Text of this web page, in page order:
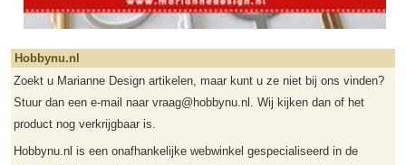
Hobbynu.nl
Zoekt u Marianne Design artikelen, maar kunt u ze niet bij ons vinden?
Stuur dan een e-mail naar vraag@hobbynu.nl. Wij kijken dan of het
product nog verkrijgbaar is.
Hobbynu.nl is een onafhankelijke webwinkel gespecialiseerd in de